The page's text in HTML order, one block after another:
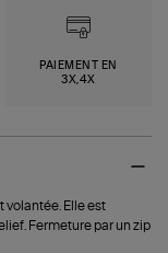
PAIEMENT EN
3X,4X
volantée. Elle est
Fermeture par un zip